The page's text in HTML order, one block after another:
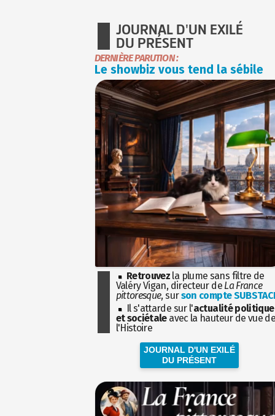
JOURNAL D'UN EXILÉ
DU PRÉSENT
DERNIÈRE PARUTION :
Le showbiz vous tend la sébile
Retrouvez la plume sans filtre de
Valéry Vigan, directeur de La France
pittoresque, surson compte
Il s'attarde sur l'actualité politique
et sociétaleavec la hauteur de vue
l'Histoire
JOURNAL D'UN EXILÉ
DU PRÉSENT